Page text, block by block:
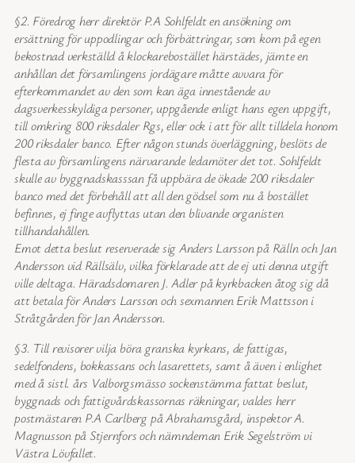
§2. Föredrog herr direktör P.A Sohlfeldt en ansökning om
ersättning för uppodlingar och förbättringar, som kom på egen
bekostnad verkställd å klockarebostället härstädes, jämte en
anhållan det församlingens jordägare måtte avvara för
efterkommandet av den som kan äga innestående av
dagsverkesskyldiga personer, uppgående enligt hans egen uppgift,
till omkring 800 riksdaler Rgs, eller ock i att för allt tilldela honom
200 riksdaler banco. Efter någon stunds överläggning, beslöts de
flesta av församlingens närvarande ledamöter det tot. Sohlfeldt
skulle av byggnadskasssan få uppbära de ökade 200 riksdaler
banco med det förbehåll att all den gödsel som nu å bostället
befinnes, ej finge avflyttas utan den blivande organisten
tillhandahållen.
Emot detta beslut reserverade sig Anders Larsson på Rälln och Jan
Andersson vid Rällsälv, vilka förklarade att de ej uti denna utgift
ville deltaga. Häradsdomaren J. Adler på kyrkbacken åtog sig då
att betala för Anders Larsson och sexmannen Erik Mattsson i
Stråtgården för Jan Andersson.
§3. Till revisorer vilja böra granska kyrkans, de fattigas,
sedelfondens, bokkassans och lasarettets, samt å även i enlighet
med å sistl. års Valborgsmässo sockenstämma fattat beslut,
byggnads och fattigvårdskassornas räkningar, valdes herr
postmästaren P.A Carlberg på Abrahamsgård, inspektor A.
Magnusson på Stjernfors och nämndeman Erik Segelström vi
Västra Lövfallet.